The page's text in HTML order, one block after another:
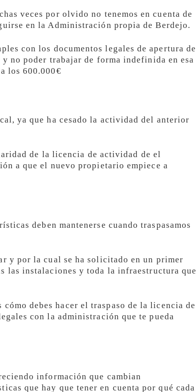
veces por olvido no tenemos en cuenta de
en la Administración propia de Berdejo.
con los documentos legales de apertura de
no poder trabajar de forma indefinida en esa
los 600.000€
ya que ha cesado la actividad del anterior
de la licencia de actividad de el
a que el nuevo propietario empiece a
deben mantenerse cuando traspasamos
y por la cual se ha solicitado en un primer
las instalaciones y toda la infraestructura que
debes hacer el traspaso de la licencia de
con la administración que te pueda
información que cambian
que hay que tener en cuenta por qué cada